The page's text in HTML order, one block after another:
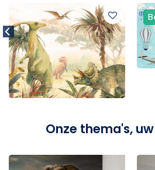
Onze thema's,